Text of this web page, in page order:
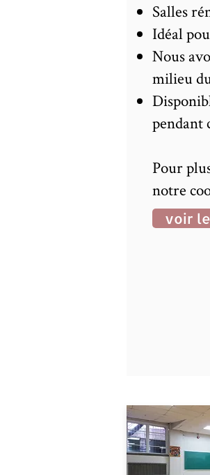
Salles
Idéal
Nous
milieu
pendant
Pour
notre
voir